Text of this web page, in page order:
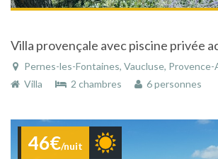
Pernes-les-Fontaines, Vaucluse, Provence-
Villa
2 chambres 6 personnes
46€/nuit